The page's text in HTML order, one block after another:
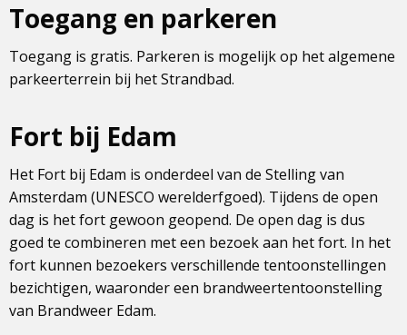
Toegang en parkeren
Toegang is gratis. Parkeren is mogelijk op het algemene
parkeerterrein bij het Strandbad.
Fort bij Edam
Het Fort bij Edam is onderdeel van de Stelling van
Amsterdam (UNESCO werelderfgoed). Tijdens de open
dag is het fort gewoon geopend. De open dag is dus
goed te combineren met een bezoek aan het fort. In het
fort kunnen bezoekers verschillende tentoonstellingen
bezichtigen, waaronder een brandweertentoonstelling
van Brandweer Edam.